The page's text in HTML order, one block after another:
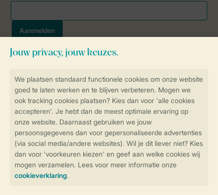
Controle over jouw gegevens &
privacy
SSL certificaat
Veilige gegevensoverdracht
Veilige betaling